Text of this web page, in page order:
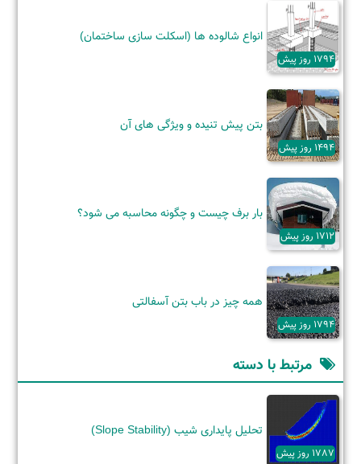
1794 روز پیش
انواع شالوده ها (اسکلت سازی ساختمان)
1494 روز پیش
بتن پیش تنیده و ویژگی‌ های آن
1712 روز پیش
بار برف چیست و چگونه محاسبه می شود؟
1794 روز پیش
همه چیز در باب بتن آسفالتی
مرتبط با دسته
1787 روز پیش
تحلیل پایداری شیب (Slope Stability)